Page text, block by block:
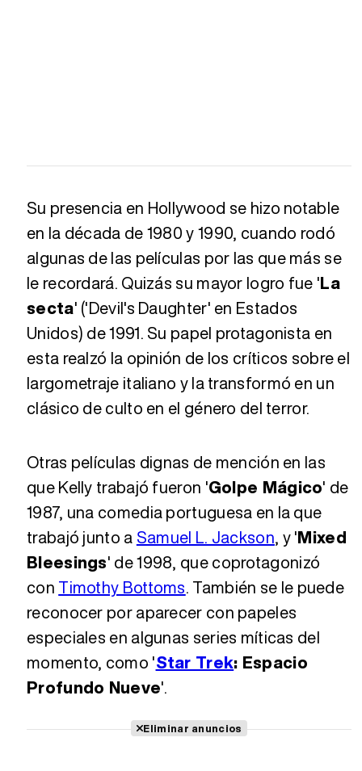
Su presencia en Hollywood se hizo notable
en la década de 1980 y 1990, cuando rodó
algunas de las películas por las que más se
le recordará. Quizás su mayor logro fue 'La
secta' ('Devil's Daughter' en Estados
Unidos) de 1991. Su papel protagonista en
esta realzó la opinión de los críticos sobre el
largometraje italiano y la transformó en un
clásico de culto en el género del terror.
Otras películas dignas de mención en las
que Kelly trabajó fueron 'Golpe Mágico' de
1987, una comedia portuguesa en la que
trabajó junto a Samuel L. Jackson, y 'Mixed
Bleesings' de 1998, que coprotagonizó
con Timothy Bottoms. También se le puede
reconocer por aparecer con papeles
especiales en algunas series míticas del
momento, como 'Star Trek: Espacio
Profundo Nueve'.
Eliminar anuncios